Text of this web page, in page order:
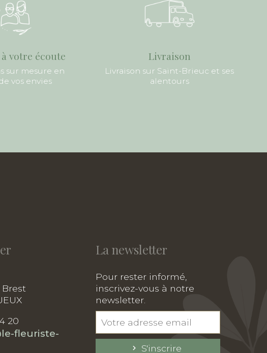
votre écoute
sur mesure en
vos envies
Livraison
Livraison sur Saint-Brieuc et ses
alentours
20
fleuriste-
La newsletter
Pour rester informé,
inscrivez-vous à notre
newsletter.
S'inscrire